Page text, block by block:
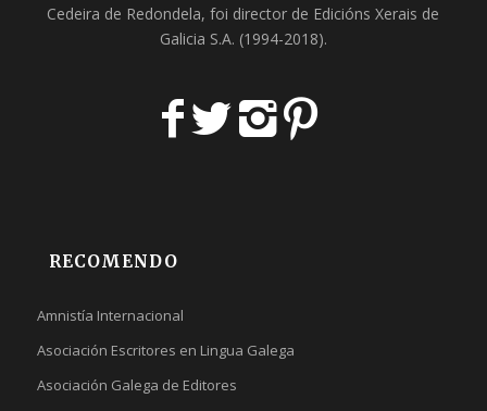
Cedeira de Redondela, foi director de Edicións Xerais de
Galicia S.A. (1994-2018).
RECOMENDO
Amnistía Internacional
Asociación Escritores en Lingua Galega
Asociación Galega de Editores